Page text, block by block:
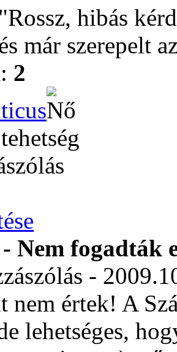
hibás
már szerepelt
2
Nem fogadták
-
nem értek! A
lehetséges,